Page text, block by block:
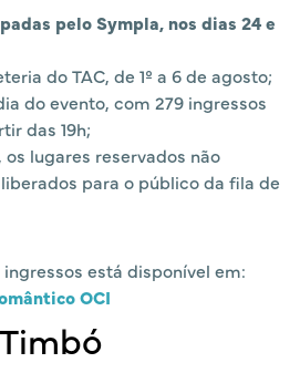
pelo Sympla, nos dias 24 e
do TAC, de 1º a 6 de agosto;
do evento, com 279 ingressos
das 19h;
lugares reservados não
para o público da fila de
está disponível em:
OCI